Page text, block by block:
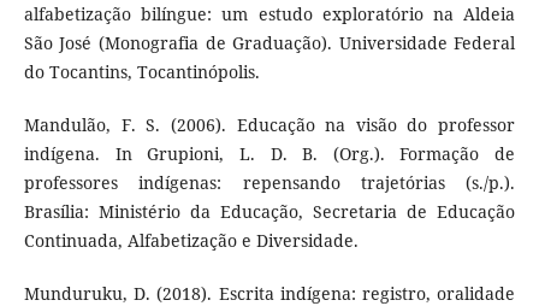
alfabetização bilíngue: um estudo exploratório na Aldeia
São José (Monografia de Graduação). Universidade Federal
do Tocantins, Tocantinópolis.
Mandulão, F. S. (2006). Educação na visão do professor
indígena. In Grupioni, L. D. B. (Org.). Formação de
professores indígenas: repensando trajetórias (s./p.).
Brasília: Ministério da Educação, Secretaria de Educação
Continuada, Alfabetização e Diversidade.
Munduruku, D. (2018). Escrita indígena: registro, oralidade